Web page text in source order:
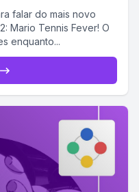
falar do mais novo
Mario Tennis Fever! O
enquanto...